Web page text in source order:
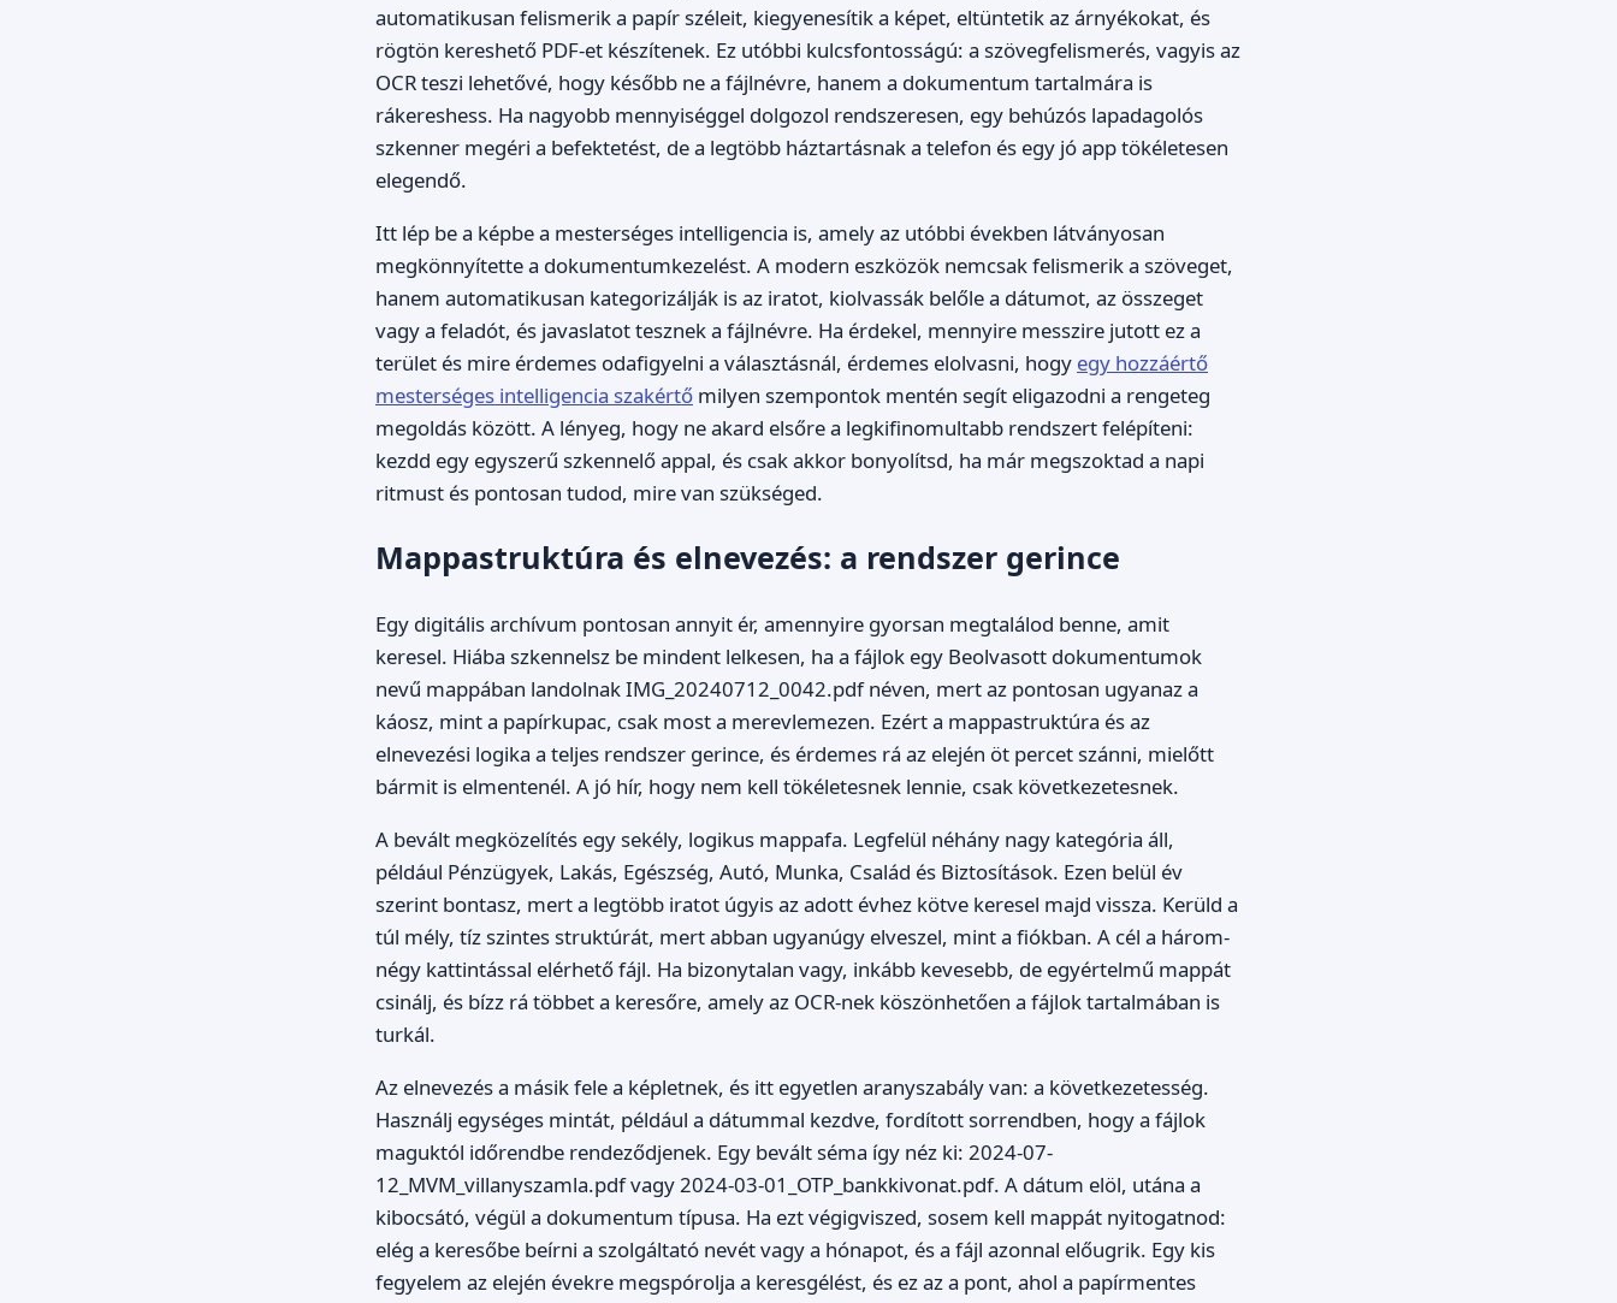
automatikusan felismerik a papír széleit, kiegyenesítik a képet, eltüntetik az árnyékokat, és
rögtön kereshető PDF-et készítenek. Ez utóbbi kulcsfontosságú: a szövegfelismerés, vagyis az
OCR teszi lehetővé, hogy később ne a fájlnévre, hanem a dokumentum tartalmára is
rákereshess. Ha nagyobb mennyiséggel dolgozol rendszeresen, egy behúzós lapadagolós
szkenner megéri a befektetést, de a legtöbb háztartásnak a telefon és egy jó app tökéletesen
elegendő.
Itt lép be a képbe a mesterséges intelligencia is, amely az utóbbi években látványosan
megkönnyítette a dokumentumkezelést. A modern eszközök nemcsak felismerik a szöveget,
hanem automatikusan kategorizálják is az iratot, kiolvassák belőle a dátumot, az összeget
vagy a feladót, és javaslatot tesznek a fájlnévre. Ha érdekel, mennyire messzire jutott ez a
terület és mire érdemes odafigyelni a választásnál, érdemes elolvasni, hogy egy hozzáértő
mesterséges intelligencia szakértő milyen szempontok mentén segít eligazodni a rengeteg
megoldás között. A lényeg, hogy ne akard elsőre a legkifinomultabb rendszert felépíteni:
kezdd egy egyszerű szkennelő appal, és csak akkor bonyolítsd, ha már megszoktad a napi
ritmust és pontosan tudod, mire van szükséged.
Mappastruktúra és elnevezés: a rendszer gerince
Egy digitális archívum pontosan annyit ér, amennyire gyorsan megtalálod benne, amit
keresel. Hiába szkennelsz be mindent lelkesen, ha a fájlok egy Beolvasott dokumentumok
nevű mappában landolnak IMG_20240712_0042.pdf néven, mert az pontosan ugyanaz a
káosz, mint a papírkupac, csak most a merevlemezen. Ezért a mappastruktúra és az
elnevezési logika a teljes rendszer gerince, és érdemes rá az elején öt percet szánni, mielőtt
bármit is elmentenél. A jó hír, hogy nem kell tökéletesnek lennie, csak következetesnek.
A bevált megközelítés egy sekély, logikus mappafa. Legfelül néhány nagy kategória áll,
például Pénzügyek, Lakás, Egészség, Autó, Munka, Család és Biztosítások. Ezen belül év
szerint bontasz, mert a legtöbb iratot úgyis az adott évhez kötve keresel majd vissza. Kerüld a
túl mély, tíz szintes struktúrát, mert abban ugyanúgy elveszel, mint a fiókban. A cél a három-
négy kattintással elérhető fájl. Ha bizonytalan vagy, inkább kevesebb, de egyértelmű mappát
csinálj, és bízz rá többet a keresőre, amely az OCR-nek köszönhetően a fájlok tartalmában is
turkál.
Az elnevezés a másik fele a képletnek, és itt egyetlen aranyszabály van: a következetesség.
Használj egységes mintát, például a dátummal kezdve, fordított sorrendben, hogy a fájlok
maguktól időrendbe rendeződjenek. Egy bevált séma így néz ki: 2024-07-
12_MVM_villanyszamla.pdf vagy 2024-03-01_OTP_bankkivonat.pdf. A dátum elöl, utána a
kibocsátó, végül a dokumentum típusa. Ha ezt végigviszed, sosem kell mappát nyitogatnod:
elég a keresőbe beírni a szolgáltató nevét vagy a hónapot, és a fájl azonnal előugrik. Egy kis
fegyelem az elején évekre megspórolja a keresgélést, és ez az a pont, ahol a papírmentes